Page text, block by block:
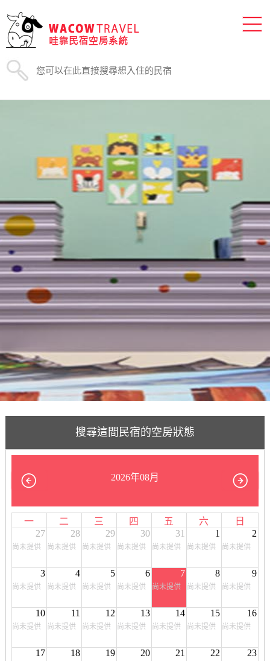
搜尋這間民宿的空房狀態
2026年08月
一 二 三 四 五 六
日
27
尚未提供
28
尚未提供
29
尚未提供
30
尚未提供
31
尚未提供
1
尚未提供
2
尚未提供
3
尚未提供
4
尚未提供
5
尚未提供
6
尚未提供
7
尚未提供
8
尚未提供
9
尚未提供
10
尚未提供
11
尚未提供
12
尚未提供
13
尚未提供
14
尚未提供
15
尚未提供
16
尚未提供
17 18 19 20 21 22 23